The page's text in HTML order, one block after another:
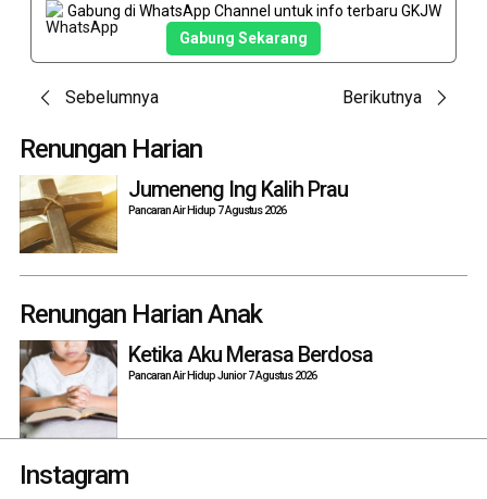
Gabung di WhatsApp Channel untuk info terbaru GKJW
Gabung Sekarang
Post
navigation
Sebelumnya Berikutnya
Renungan Harian
Jumeneng Ing Kalih Prau
Pancaran Air Hidup 7 Agustus 2026
Renungan Harian Anak
Ketika Aku Merasa Berdosa
Pancaran Air Hidup Junior 7 Agustus 2026
Instagram